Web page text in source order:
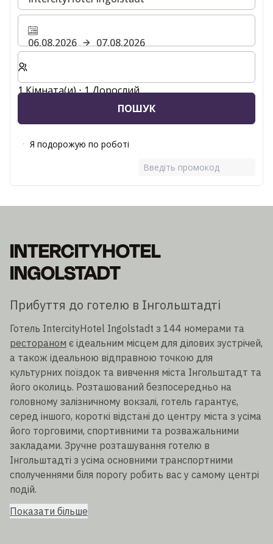
06.08.2026
07.08.2026
Виберіть кількість кімнат та гостей для вашого
1 Кімната(и) ⋅ 1 Дорослий
ПОШУК
Я подорожую по роботі
Введіть промокод
INTERCITYHOTEL
INGOLSTADT
Прибуття до готелю в Інгольштадті
Готель IntercityHotel Ingolstadt з 144 номерами та
рестораном є ідеальним місцем для ділових зустрічей,
а також ідеальною відправною точкою для
культурних поїздок та вивчення міста Інгольштадт та
його околиць. Розташований безпосередньо на
головному залізничному вокзалі, готель гарантує,
серед іншого, короткі відстані до центру міста з усіма
його торговими, спортивними та розважальними
закладами. Зручне розташування готелю в
Інгольштадті з усіма основними транспортними
сполученнями біля порогу робить вас у самому центрі
подій.
Показати більше